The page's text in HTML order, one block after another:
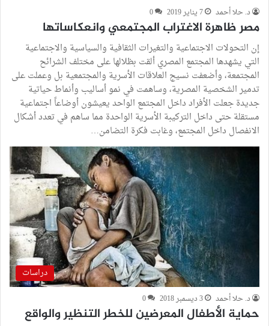
د. حلا أحمد 7 يناير 2019 0
مصر ظاهرة الاغتراب المجتمعي وانعكاساتها
إن التحولات الاجتماعية والتغيرات الثقافية والسياسية والاجتماعية
التي يشهدها المجتمع المصري ألقت بظلالها على مختلف الشرائح
المجتمعة، وأضعفت نسيج العلاقات الأسرية والمجتمعية بل وعملت على
تدمير الشخصية المصرية، وساهمت في نمو أساليب وأنماط حياتية
جديدة جعلت الأفراد داخل المجتمع الواحد يعيشون أوضاعاً اجتماعية
مستقلة حتى داخل التركيبة الأسرية الواحدة مما ساهم في تعدد أشكال
الانفصال داخل المجتمع، وغابت فكرة التضامن…
دراسات
د. حلا أحمد 3 ديسمبر 2018 0
حماية الأطفال المعرضين للخطر التنظير والواقع